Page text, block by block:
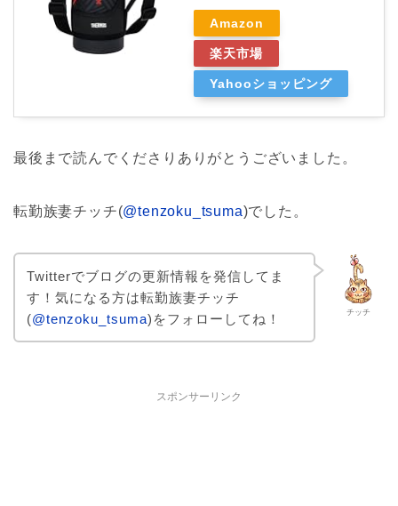
Amazon
楽天市場
Yahooショッピング
最後まで読んでくださりありがとうございました。
転勤族妻チッチ(@tenzoku_tsuma)でした。
チッチ
Twitterでブログの更新情報を発信してま
す！気になる方は転勤族妻チッチ
(@tenzoku_tsuma)をフォローしてね！
スポンサーリンク